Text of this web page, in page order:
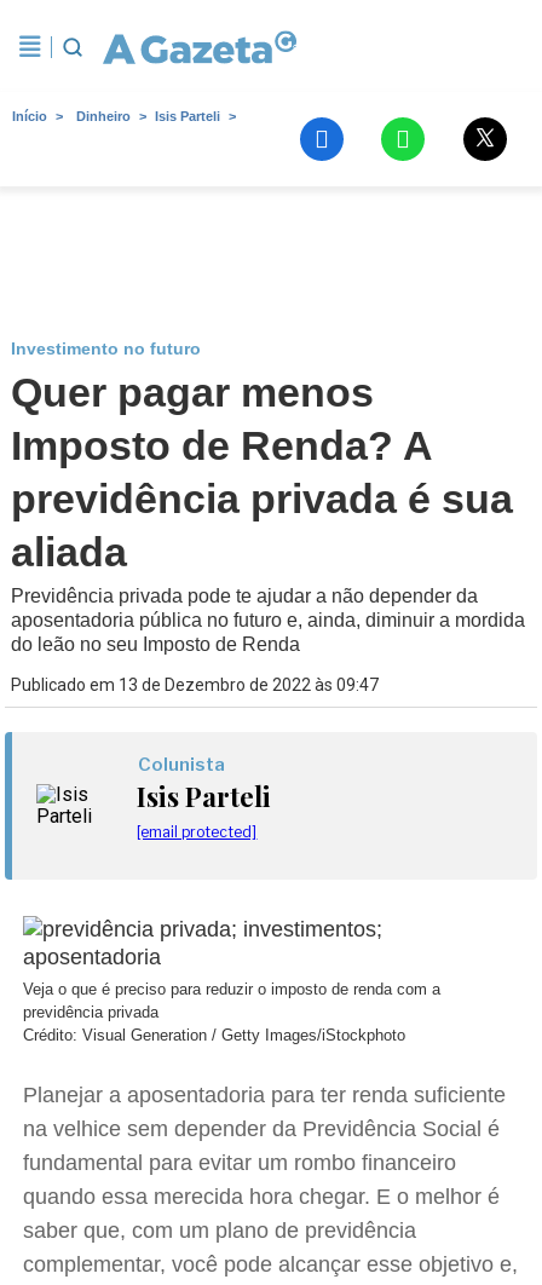
Início Dinheiro Isis Parteli
Investimento no futuro
Quer pagar menos
Imposto de Renda? A
previdência privada é sua
aliada
Previdência privada pode te ajudar a não depender da
aposentadoria pública no futuro e, ainda, diminuir a mordida
do leão no seu Imposto de Renda
Publicado em 13 de Dezembro de 2022 às 09:47
Colunista
Isis Parteli
[email protected]
Veja o que é preciso para reduzir o imposto de renda com a
previdência privada
Crédito: Visual Generation / Getty Images/iStockphoto
Planejar a aposentadoria para ter renda suficiente
na velhice sem depender da Previdência Social é
fundamental para evitar um rombo financeiro
quando essa merecida hora chegar. E o melhor é
saber que, com um plano de previdência
complementar, você pode alcançar esse objetivo e,